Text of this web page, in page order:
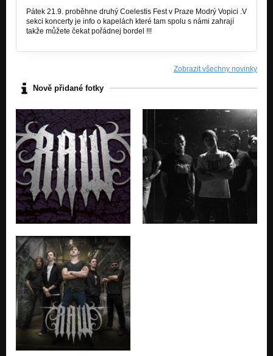
I Am Calling Your Name
Reborn
The secret
I'm Not Immortal
VENOM IN VEINS
No More
VENOM IN VEINS
Don't Break Me
VENOM IN VEINS
Pátek 21.9. proběhne druhý Coelestis Fest v Praze Modrý Vopici .V
sekci koncerty je info o kapelách které tam spolu s námi zahrají
takže můžete čekat pořádnej bordel !!!
Zobrazit všechny novinky
Nově přidané fotky